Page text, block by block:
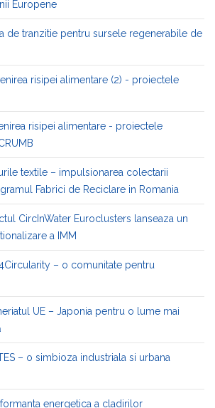
Europene
de tranzitie pentru sursele regenerabile de
risipei alimentare (2) - proiectele
risipei alimentare - proiectele
textile – impulsionarea colectarii
Fabrici de Reciclare in Romania
CircInWater Euroclusters lanseaza un
a IMM
– o comunitate pentru
UE – Japonia pentru o lume mai
– o simbioza industriala si urbana
energetica a cladirilor